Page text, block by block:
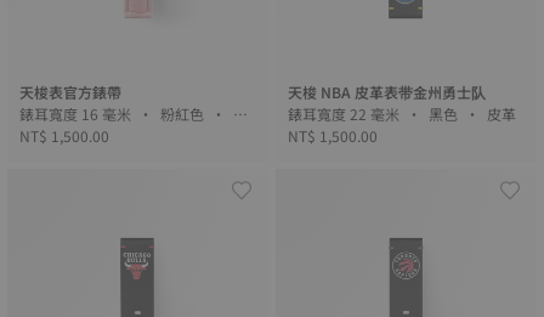
天梭表官方錶帶
錶耳寬度 16 毫米 • 粉紅色 • 皮
革
NT$ 1,500.00
天梭 NBA 皮革表带金州勇士队
錶耳寬度 22 毫米 • 黑色 • 皮革
NT$ 1,500.00